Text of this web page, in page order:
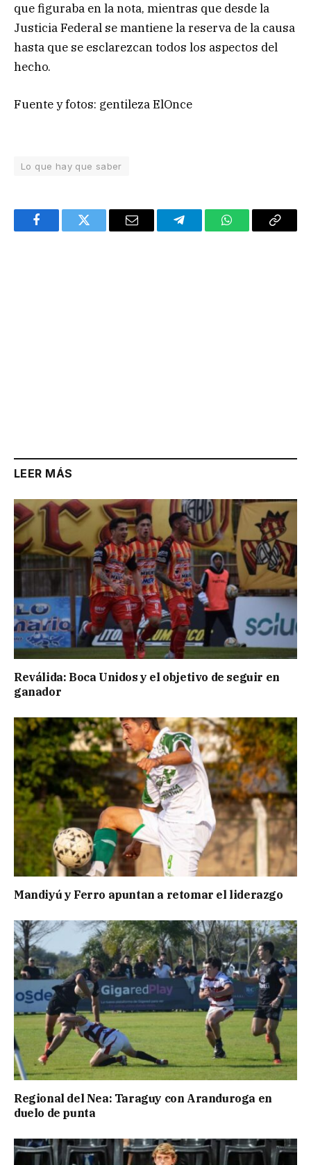
que figuraba en la nota, mientras que desde la
Justicia Federal se mantiene la reserva de la causa
hasta que se esclarezcan todos los aspectos del
hecho.
Fuente y fotos: gentileza ElOnce
Lo que hay que saber
FacebookTwitter Email TelegramWhatsAppCopy
LEER MÁS
Reválida: Boca Unidos y el objetivo de seguir en
ganador
Mandiyú y Ferro apuntan a retomar el liderazgo
Regional del Nea: Taraguy con Aranduroga en
duelo de punta